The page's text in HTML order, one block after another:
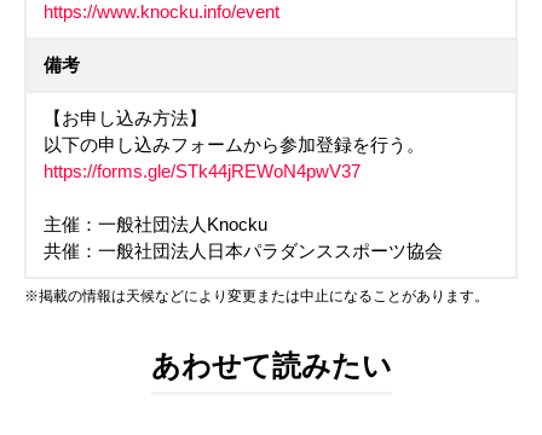
https://www.knocku.info/event
備考
【お申し込み方法】
以下の申し込みフォームから参加登録を行う。
https://forms.gle/STk44jREWoN4pwV37
主催：一般社団法人Knocku
共催：一般社団法人日本パラダンススポーツ協会
※掲載の情報は天候などにより変更または中止になることがあります。
あわせて読みたい